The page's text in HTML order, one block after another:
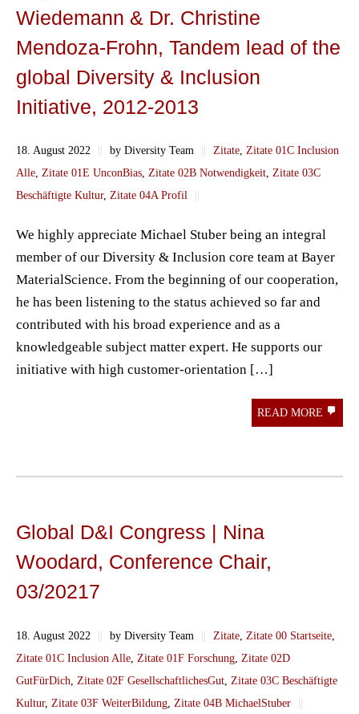
Wiedemann & Dr. Christine
Mendoza-Frohn, Tandem lead of the
global Diversity & Inclusion
Initiative, 2012-2013
18. August 2022 || by Diversity Team || Zitate, Zitate 01C Inclusion
Alle, Zitate 01E UnconBias, Zitate 02B Notwendigkeit, Zitate 03C
Beschäftigte Kultur, Zitate 04A Profil ||
We highly appreciate Michael Stuber being an integral
member of our Diversity & Inclusion core team at Bayer
MaterialScience. From the beginning of our cooperation,
he has been listening to the status achieved so far and
contributed with his broad experience and as a
knowledgeable subject matter expert. He supports our
initiative with high customer-orientation […]
READ MORE
Global D&I Congress | Nina
Woodard, Conference Chair,
03/20217
18. August 2022 || by Diversity Team || Zitate Zitate 00 Startseite
Zitate 01C Inclusion Alle Zitate 01F Forschung Zitate 02D
GutFürDich
Zitate 02F GesellschaftlichesGut Zitate 03C Beschäftigte
Kultur, Zitate 03F WeiterBildung Zitate 04B MichaelStuber ||